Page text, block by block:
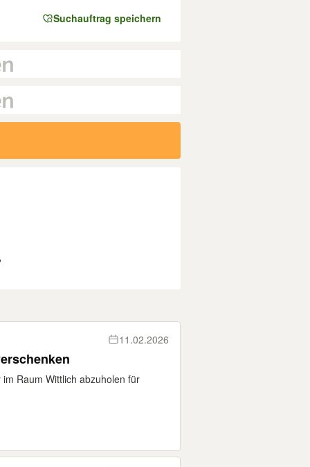
Suchauftrag speichern
11.02.2026
Raum Wittlich abzuholen für